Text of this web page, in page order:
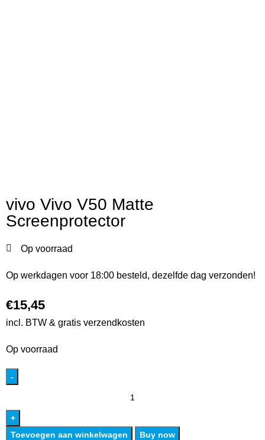
vivo Vivo V50 Matte
Screenprotector
Op voorraad
Op werkdagen voor 18:00 besteld, dezelfde dag verzonden!
€15,45
incl. BTW & gratis verzendkosten
Op voorraad
Toevoegen aan winkelwagen Buy now